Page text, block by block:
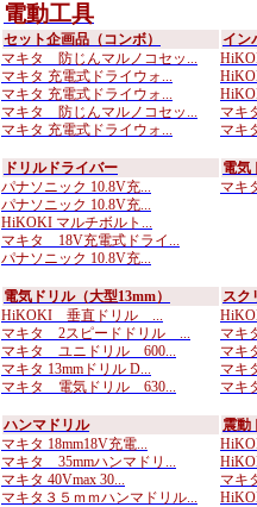
電動工具
セット企画品（コンボ）
マキタ 防じんマルノコセッ...
マキタ 充電式ドライウォ...
マキタ 充電式ドライウォ...
マキタ 防じんマルノコセッ...
マキタ 充電式ドライウォ...
イン
マキ
マキ
ドリルドライバー
パナソニック 10.8V充...
パナソニック 10.8V充...
HiKOKI マルチボルト...
マキタ 18V充電式ドライ...
パナソニック 10.8V充...
電気
マキ
電気ドリル（大型13mm）
HiKOKI 垂直ドリル ...
マキタ 2スピードドリル ...
マキタ ユニドリル 600...
マキタ 13mmドリル D...
マキタ 電気ドリル 630...
スク
マキ
マキ
マキ
マキ
ハンマドリル
マキタ 18mm18V充電...
マキタ 35mmハンマドリ...
マキタ 40Vmax 30...
マキタ３５ｍｍハンマドリル...
震動
マキ